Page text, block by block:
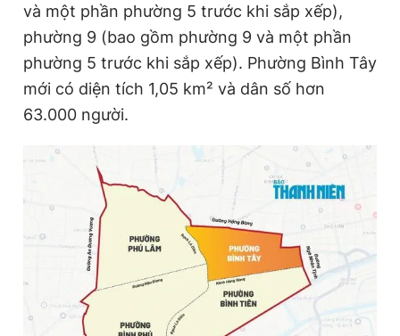
Đọc Thanh Niên trên điện thoại
Theo dõi báo trên
0906 645 777
Liên hệ quảng cáo
0908 780 404
Đặt báo Quảng cáo RSS Tòa soạn Chính sách bảo
và một phần phường 5 trước khi sắp xếp),
phường 9 (bao gồm phường 9 và một phần
phường 5 trước khi sắp xếp). Phường Bình Tây
mới có diện tích 1,05 km² và dân số hơn
63.000 người.